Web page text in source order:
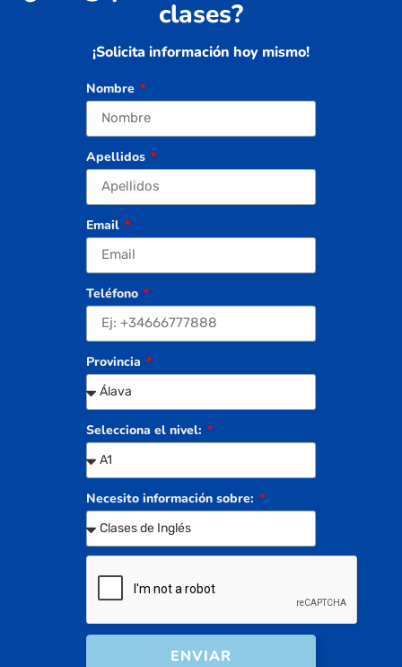
clases?
¡Solicita información hoy mismo!
Nombre
Apellidos
Email
Teléfono
Provincia
Selecciona el nivel:
Necesito información sobre:
ENVIAR